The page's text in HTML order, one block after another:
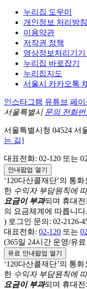
누리집 도우미
개인정보 처리방침
이용약관
저작권 정책
영상정보처리기기
누리집 바로잡기
누리집지도
서울시 카카오톡
인스타그램 유튜브 페이
서울특별시 문의 전화
서울특별시청 04524 서
는 길]
대표전화: 02-120 또는
안내팝업 열기
‘120다산콜재단’의 통
한 수익자 부담원칙에
요금이 부과되며 휴대
의 요금체계에 따릅니다.
) 로그인 문의: 02-2126-
대표전화: 02-120 또는
(365일 24시간 운영/유료
유료 안내팝업 열기
‘120다산콜재단’의 통
한 수익자 부담원칙에
요금이 부과되며 휴대